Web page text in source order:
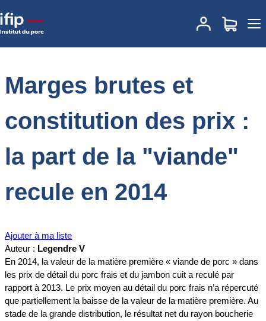
Accueil
Marges brutes et constitution des prix : la
part de la "viande" recule en 2014
Marges brutes et
constitution des prix :
la part de la "viande"
recule en 2014
Ajouter à ma liste
Auteur : Legendre V
En 2014, la valeur de la matière première « viande de porc » dans
les prix de détail du porc frais et du jambon cuit a reculé par
rapport à 2013. Le prix moyen au détail du porc frais n’a répercuté
que partiellement la baisse de la valeur de la matière première. Au
stade de la grande distribution, le résultat net du rayon boucherie